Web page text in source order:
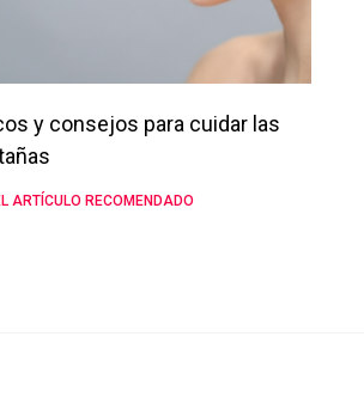
y consejos para cuidar las
ARTÍCULO RECOMENDADO